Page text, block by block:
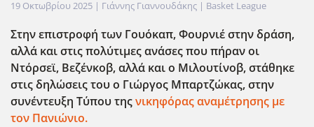
19 Οκτωβρίου 2025 | Γιάννης Γιαννουδάκης | Basket League
Στην επιστροφή των Γουόκαπ, Φουρνιέ στην δράση,
αλλά και στις πολύτιμες ανάσες που πήραν οι
Ντόρσεϊ, Βεζένκοβ, αλλά και ο Μιλουτίνοβ, στάθηκε
στις δηλώσεις του ο Γιώργος Μπαρτζώκας, στην
συνέντευξη Τύπου τηςνικηφόρας αναμέτρησης με
τον Πανιώνιο.